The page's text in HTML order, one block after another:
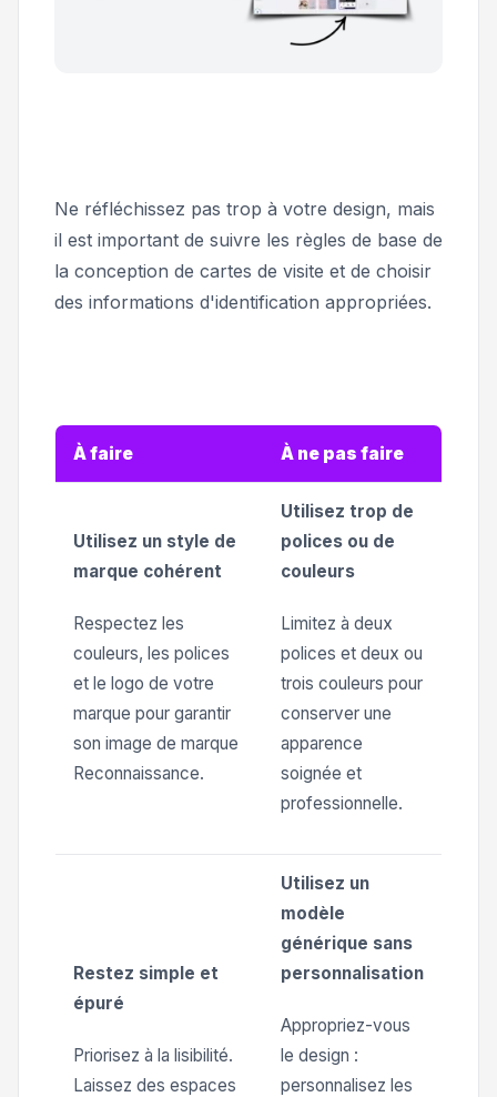
Ne réfléchissez pas trop à votre design, mais
il est important de suivre les règles de base de
la conception de cartes de visite et de choisir
des informations d'identification appropriées.
À faire À ne pas faire
Utilisez un style de
marque cohérent
Respectez les
couleurs, les polices
et le logo de votre
marque pour garantir
son image de marque
Reconnaissance.
Utilisez trop de
polices ou de
couleurs
Limitez à deux
polices et deux ou
trois couleurs pour
conserver une
apparence
soignée et
professionnelle.
Restez simple et
épuré
Priorisez à la lisibilité.
Laissez des espaces
Utilisez un
modèle
générique sans
personnalisation
Appropriez-vous
le design :
personnalisez les